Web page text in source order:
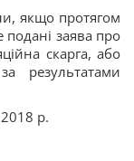
якщо протягом
подані заява про
скарга, або
результатами
р.